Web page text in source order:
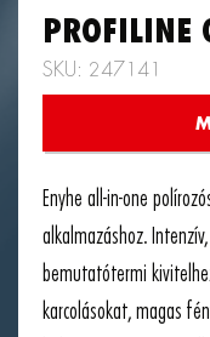
SKU: 247141
Enyhe all-in-one
alkalmazáshoz.
bemutatótermi
karcolásokat, magas